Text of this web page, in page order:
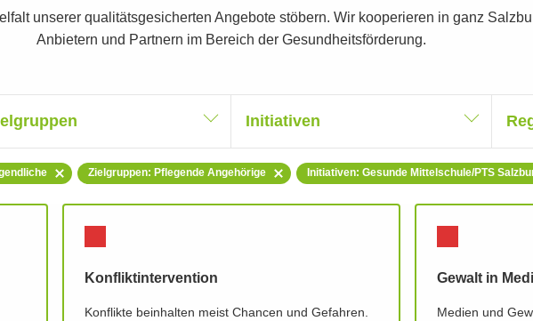
unserer qualitätsgesicherten Angebote stöbern. Wir kooperieren in ganz
Anbietern und Partnern im Bereich der Gesundheitsförderung.
Initiativen
Zielgruppen: Pflegende Angehörige Initiativen: Gesunde Mittelschule/PTS
Konfliktintervention
Konflikte beinhalten meist Chancen und Gefahren.
Gewalt in
Medien und